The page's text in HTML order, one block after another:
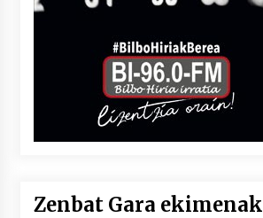
Zenbat Gara ekimenak